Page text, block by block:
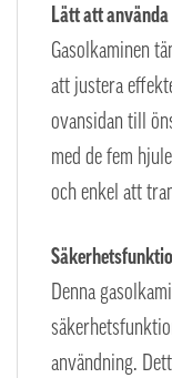
Lätt att använda
Gasolkaminen
att justera
ovansidan till
med de fem
och enkel att
Denna
användning.